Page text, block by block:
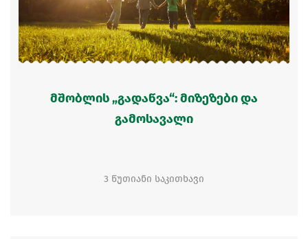
მშობლის „გადაწვა“: მიზეზები და
გამოსავალი
3 წუთიანი საკითხავი